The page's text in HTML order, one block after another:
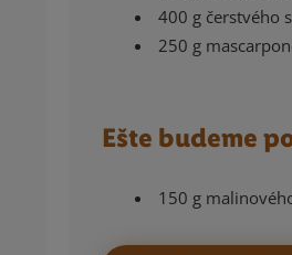
400 g čerstvého
250 g
Ešte budeme
150 g